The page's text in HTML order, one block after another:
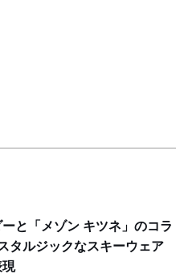
と「メゾン キツネ」のコラ
タルジックなスキーウェア
現